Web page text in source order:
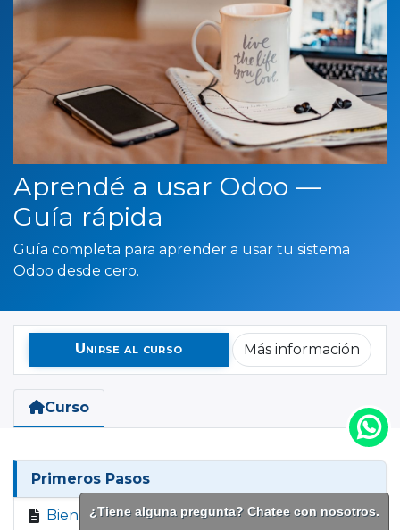
Aprendé a usar Odoo —
Guía rápida
Guía completa para aprender a usar tu sistema
Odoo desde cero.
Unirse al curso Más información
Curso
Primeros Pasos
Bienvenido a tu sistema de gestión Previsualización
¿Tiene alguna pregunta? Chatee con nosotros.